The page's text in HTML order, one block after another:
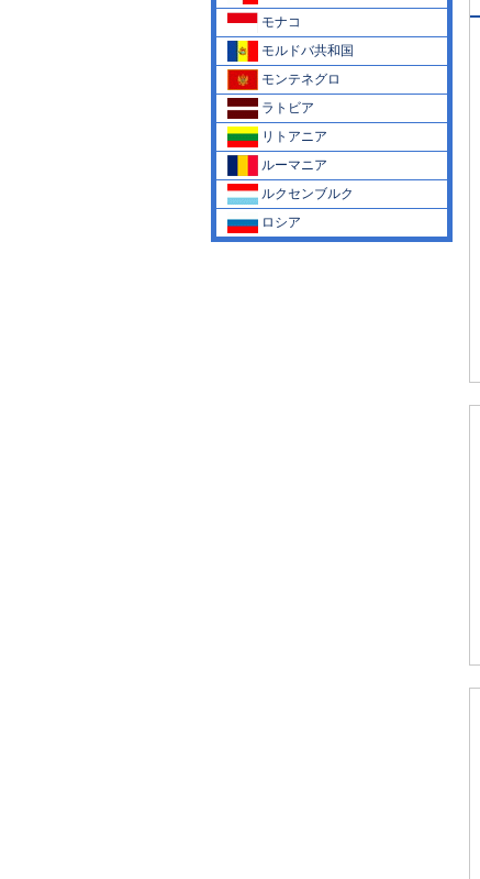
モナコ
モルドバ共和国
モンテネグロ
ラトビア
リトアニア
ルーマニア
ルクセンブルク
ロシア